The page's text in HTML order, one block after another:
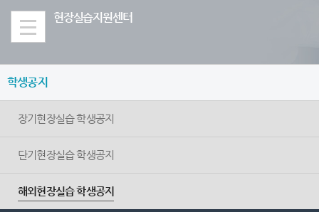
Skip Menu
현장실습지원센터
학생공지
장기현장실습 학생공지
단기현장실습 학생공지
해외현장실습 학생공지